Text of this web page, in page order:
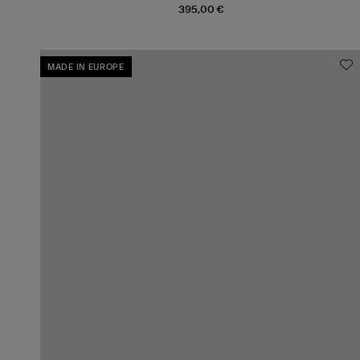
395,00 €
MADE IN EUROPE